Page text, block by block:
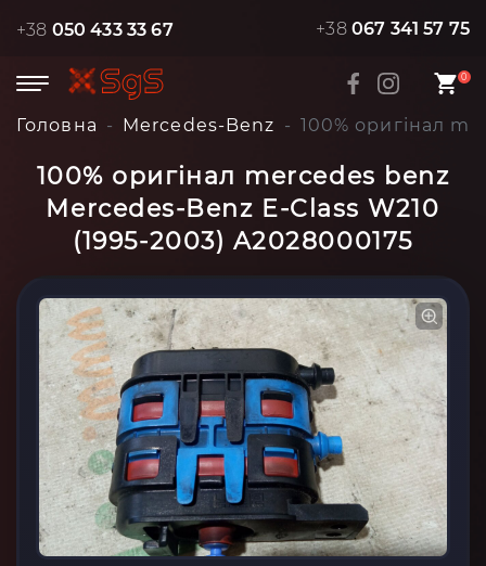
+38 050 433 33 67 +38 067 341 57 75
0
Головна Mercedes-Benz 100% оригінал
100% оригінал mercedes benz
Mercedes-Benz E-Class W210
(1995-2003) A2028000175